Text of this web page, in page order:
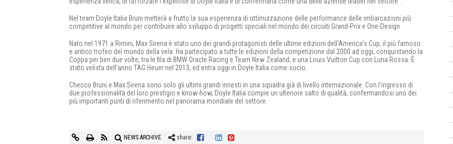
Nel team Doyle Italia Bruni metterà a frutto la sua esperienza di ottimizzazione delle performance delle imbarcazioni più
competitive al mondo per contribuire allo sviluppo di progetti speciali nel mondo dei circuiti Grand-Prix e One-Design.
Nato nel 1971 a Rimini, Max Sirena è stato uno dei grandi protagonisti delle ultime edizioni dell’America’s Cup, il più famoso
e antico trofeo del mondo della vela. Ha partecipato a tutte le edizioni della competizione dal 2000 ad oggi, conquistando la
Coppa per ben due volte, tra le fila di BMW Oracle Racing e Team New Zealand, e una Louis Vuitton Cup con Luna Rossa. È
stato velista dell’anno TAG Heuer nel 2013, ed entra oggi in Doyle Italia come socio.
Checco Bruni e Max Sirena sono solo gli ultimi grandi innesti in una squadra già di livello internazionale. Con l’ingresso di
due professionalità del loro prestigio e know-how, Doyle Italia compie un ulteriore salto di qualità, confermandosi uno dei
più importanti punti di riferimento nel panorama mondiale del settore.
NEWS ARCHIVE share: